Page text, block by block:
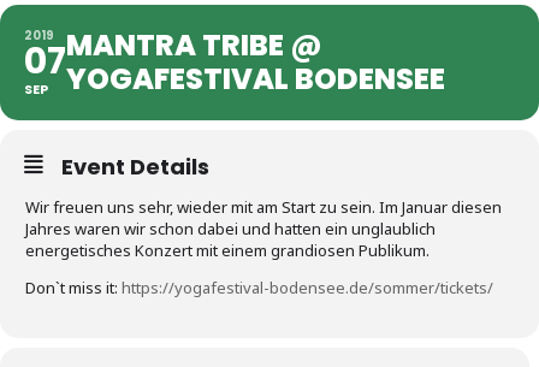
2019
07
SEP
MANTRA TRIBE @
YOGAFESTIVAL BODENSEE
Event Details
Wir freuen uns sehr, wieder mit am Start zu sein. Im Januar diesen
Jahres waren wir schon dabei und hatten ein unglaublich
energetisches Konzert mit einem grandiosen Publikum.
Don`t miss it: https://yogafestival-bodensee.de/sommer/tickets/